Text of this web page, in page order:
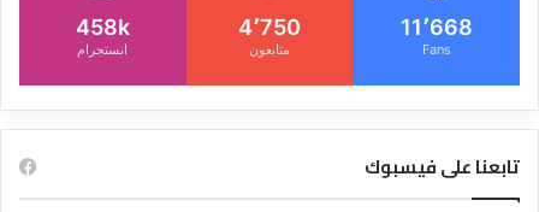
11٬668
Fans
4٬750
متابعون
458k
انستجرام
تابعنا على فيسبوك